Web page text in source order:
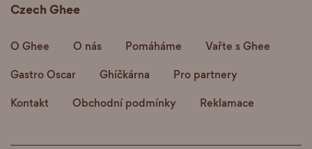
Czech Ghee
O Ghee O nás Pomáháme
Vařte s Ghee
Gastro Oscar
Ghíčkárna
Pro partnery
Kontakt
Obchodní podmínky Reklamace